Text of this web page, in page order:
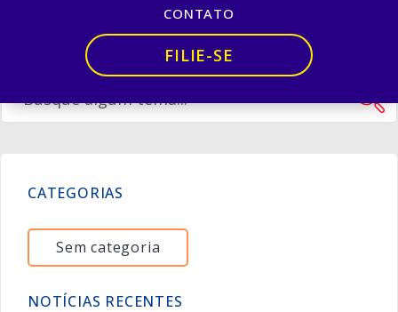
CONTATO
FILIE-SE
CATEGORIAS
Sem categoria
NOTÍCIAS RECENTES